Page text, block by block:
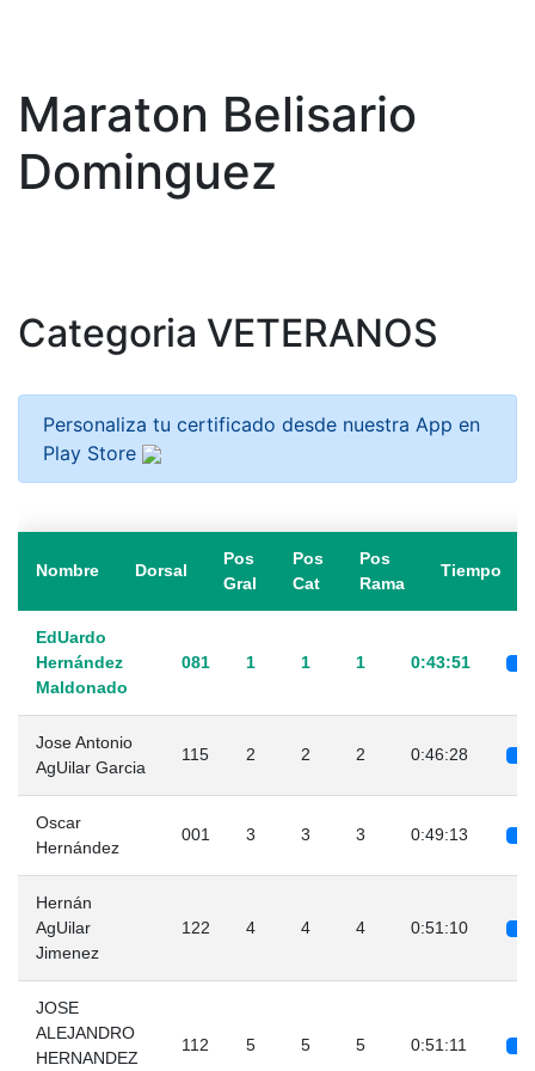
Maraton Belisario
Dominguez
Categoria VETERANOS
Personaliza tu certificado desde nuestra App en
Play Store
Nombre Dorsal
Pos
Gral
Pos
Cat
Pos
Rama
Tiempo
EdUardo
Hernández
Maldonado
081 1 1 1 0:43:51
Jose Antonio
AgUilar Garcia
115 2 2 2 0:46:28
Oscar
Hernández
001 3 3 3 0:49:13
Hernán
AgUilar
Jimenez
122 4 4 4 0:51:10
JOSE
ALEJANDRO
HERNANDEZ
112 5 5 5 0:51:11